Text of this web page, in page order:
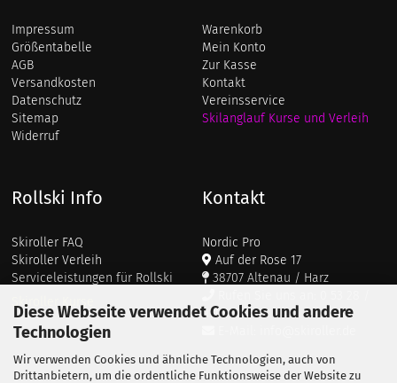
Diese Webseite verwendet Cookies und andere
Technologien
Wir verwenden Cookies und ähnliche Technologien, auch von
Drittanbietern, um die ordentliche Funktionsweise der Website zu
Impressum
Größentabelle
AGB
Versandkosten
Datenschutz
Sitemap
Widerruf
Warenkorb
Mein Konto
Zur Kasse
Kontakt
Vereinsservice
Skilanglauf Kurse und Verleih
Rollski Info
Skiroller FAQ
Skiroller Verleih
Serviceleistungen für Rollski
Skiroller Kurse
Kontakt
Nordic Pro
Auf der Rose 17
38707 Altenau / Harz
911 687